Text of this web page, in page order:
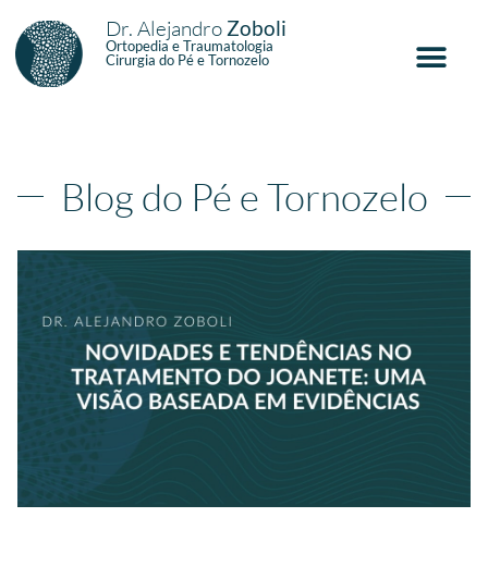
Dr. Alejandro Zoboli
Ortopedia e Traumatologia
Cirurgia do Pé e Tornozelo
Blog do Pé e Tornozelo